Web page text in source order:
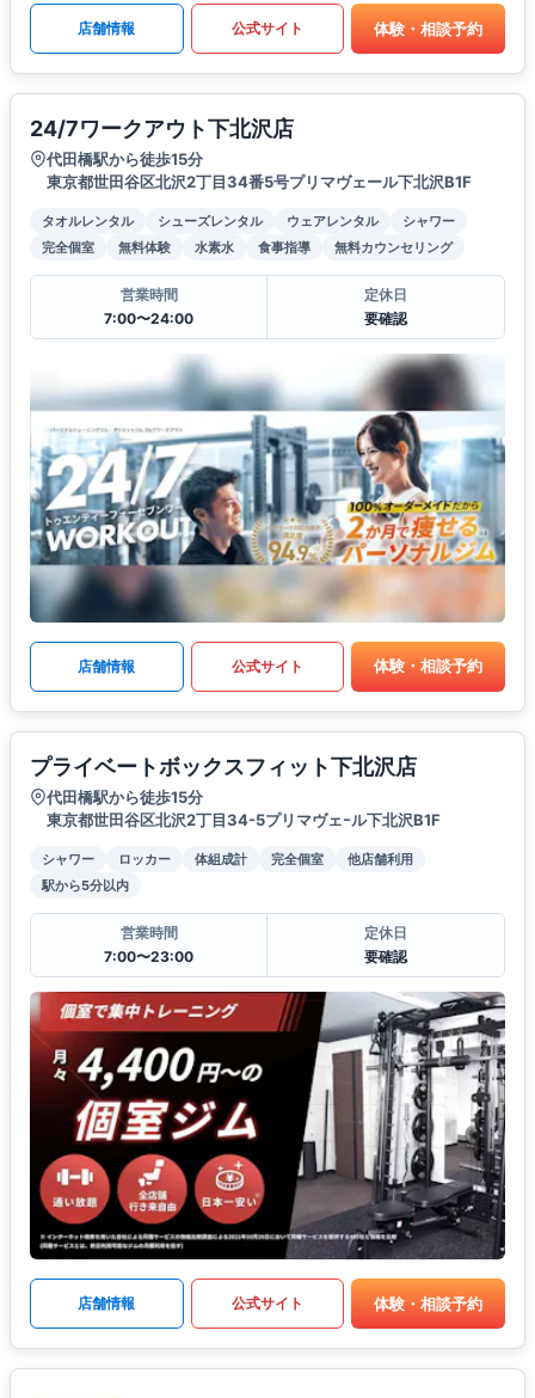
店舗情報 公式サイト 体験・相談予約
24/7ワークアウト下北沢店
代田橋駅から徒歩15分
東京都世田谷区北沢2丁目34番5号プリマヴェール下北沢B1F
タオルレンタル シューズレンタル ウェアレンタル
シャワー
完全個室
無料体験 水素水 食事指導 無料カウンセリング
営業時間
7:00〜24:00
定休日
要確認
店舗情報 公式サイト 体験・相談予約
プライベートボックスフィット下北沢店
代田橋駅から徒歩15分
東京都世田谷区北沢2丁目34-5プリマヴェｰル下北沢B1F
シャワー ロッカー 体組成計 完全個室
他店舗利用
駅から5分以内
営業時間
7:00〜23:00
定休日
要確認
店舗情報 公式サイト 体験・相談予約